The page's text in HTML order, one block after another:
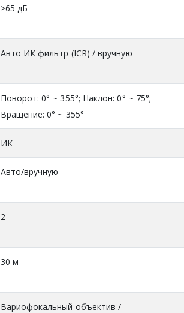
>65 дБ
Авто ИК фильтр (ICR) / вручную
Поворот: 0° ~ 355°; Наклон: 0° ~ 75°;
Вращение: 0° ~ 355°
ИК
Авто/вручную
2
30 м
Вариофокальный объектив /